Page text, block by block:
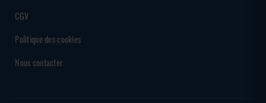
CGV
Politique des cookies
Nous contacter